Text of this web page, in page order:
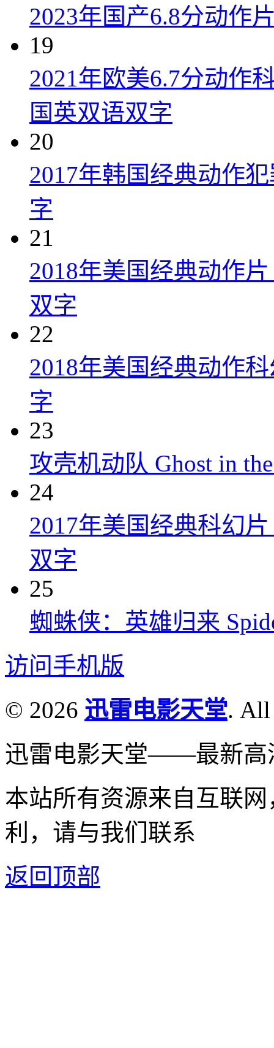
2023年国产6.8分动作
19
2021年欧美6.7分动作
国英双语双字
20
2017年韩国经典动作
字
21
2018年美国经典动作
双字
22
2018年美国经典动作
字
23
攻壳机动队 Ghost in
24
2017年美国经典科幻
双字
25
蜘蛛侠：英雄归来
访问手机版
© 2026 迅雷电影天堂. All
迅雷电影天堂——最新高
本站所有资源来自互联
利，请与我们联系
返回顶部